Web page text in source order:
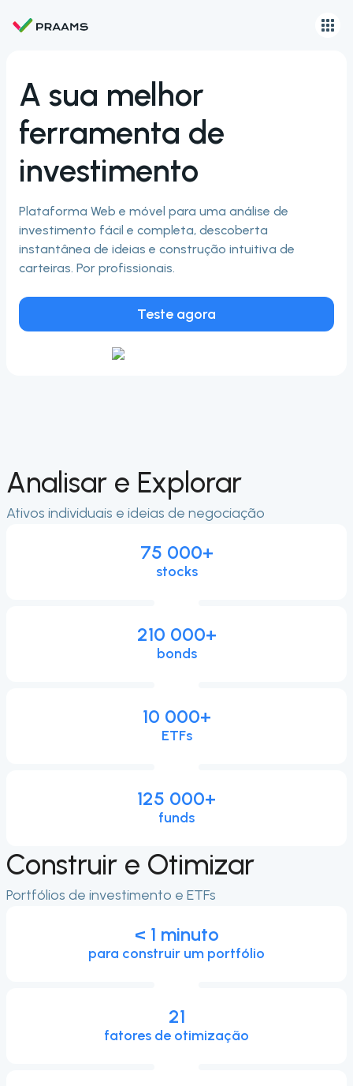
A sua melhor
ferramenta de
investimento
Plataforma Web e móvel para uma análise de
investimento fácil e completa, descoberta
instantânea de ideias e construção intuitiva de
carteiras. Por profissionais.
Teste agora
Analisar e Explorar
Ativos individuais e ideias de negociação
75 000+
stocks
210 000+
bonds
10 000+
ETFs
125 000+
funds
Construir e Otimizar
Portfólios de investimento e ETFs
< 1 minuto
para construir um portfólio
21
fatores de otimização